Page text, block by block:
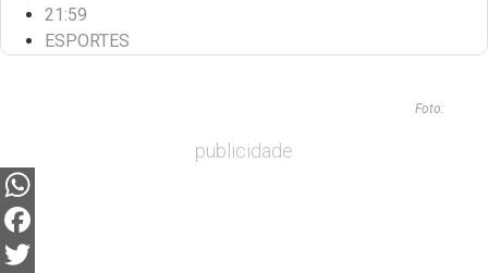
21:59
ESPORTES
Foto:
publicidade
WhatsApp
Facebook